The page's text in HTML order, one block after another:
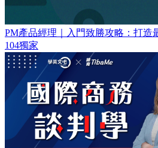
PM產品經理｜入門致勝攻略：打造
104獨家